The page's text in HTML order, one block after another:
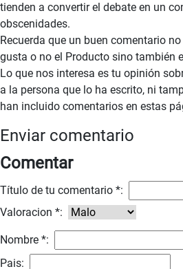
tienden a convertir el debate en un
obscenidades.
Recuerda que un buen comentario
gusta o no el Producto sino también
Lo que nos interesa es tu opinión
a la persona que lo ha escrito, ni
han incluido comentarios en estas
Enviar comentario
Comentar
Título de tu comentario *:
Valoracion *:
Nombre *:
Pais: